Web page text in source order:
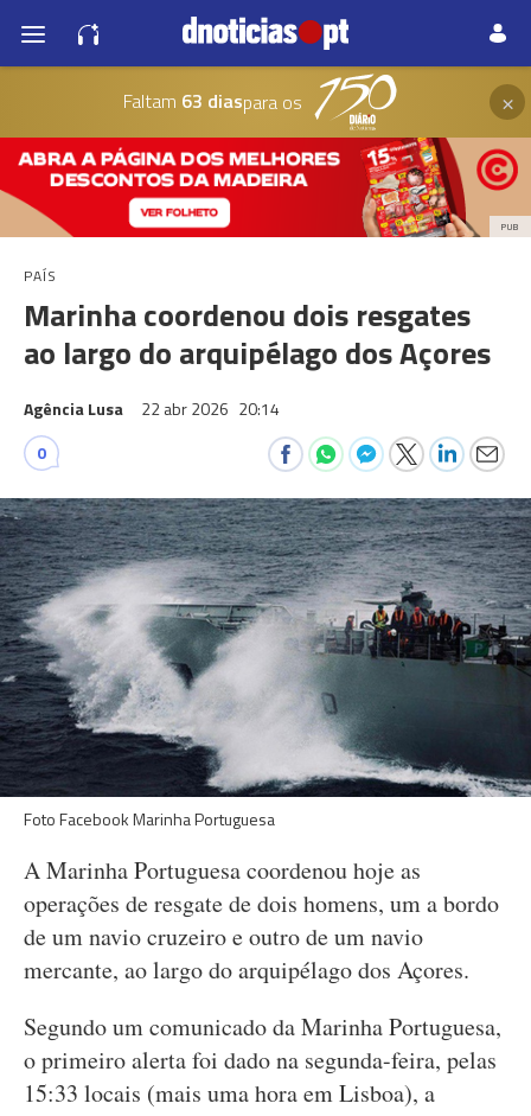
Faltam 63 diaspara os ×
PUB
PAÍS
Marinha coordenou dois resgates
ao largo do arquipélago dos Açores
Agência Lusa 22 abr 2026 20:14
0
Foto Facebook Marinha Portuguesa
A Marinha Portuguesa coordenou hoje as
operações de resgate de dois homens, um a bordo
de um navio cruzeiro e outro de um navio
mercante, ao largo do arquipélago dos Açores.
Segundo um comunicado da Marinha Portuguesa,
o primeiro alerta foi dado na segunda-feira, pelas
15:33 locais (mais uma hora em Lisboa), a